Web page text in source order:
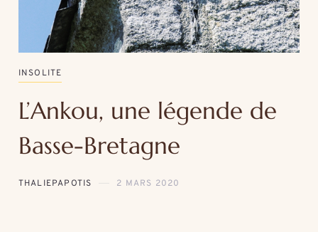
INSOLITE
L’Ankou, une légende de
Basse-Bretagne
THALIEPAPOTIS 2 MARS 2020